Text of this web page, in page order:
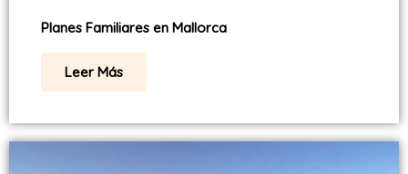
Planes Familiares en Mallorca
Leer Más